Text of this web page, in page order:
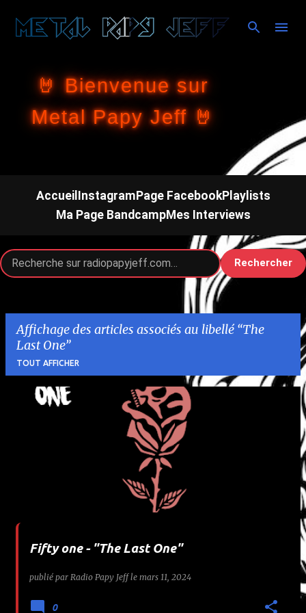
Accéder au contenu principal
🤘 Bienvenue sur
Metal Papy Jeff 🤘
Accueil InstagramPage FacebookPlaylists
Ma Page BandcampMes Interviews
Rechercher
Affichage des articles associés au libellé The
Last One
TOUT AFFICHER
Fifty one - "The Last One"
publié par Radio Papy Jeff le mars 11, 2024
0